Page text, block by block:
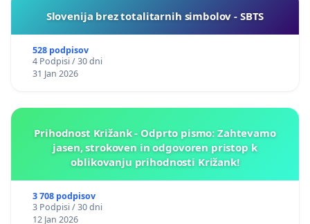
Slovenija brez totalitarnih simbolov - SBTS
528 podpisov
4 Podpisi / 30 dni
31 Jan 2026
Prihodnost Križank - Odprto pismo: Zahtevamo
jasen, strokoven in odgovoren pristop k
oblikovanju prihodnosti Križank!
3 708 podpisov
3 Podpisi / 30 dni
12 Jan 2026